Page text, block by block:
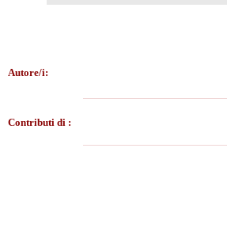
Autore/i:
Contributi di :